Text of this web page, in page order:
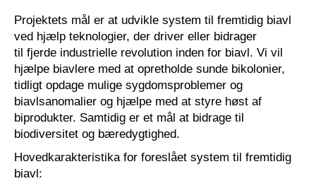
Projektets mål er at udvikle system til fremtidig biavl
ved hjælp teknologier, der driver eller bidrager
til fjerde industrielle revolution inden for biavl. Vi vil
hjælpe biavlere med at opretholde sunde bikolonier,
tidligt opdage mulige sygdomsproblemer og
biavlsanomalier og hjælpe med at styre høst af
biprodukter. Samtidig er et mål at bidrage til
biodiversitet og bæredygtighed.
Hovedkarakteristika for foreslået system til fremtidig
biavl: